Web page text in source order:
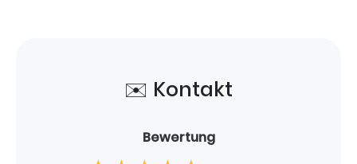
✉️ Kontakt
Bewertung